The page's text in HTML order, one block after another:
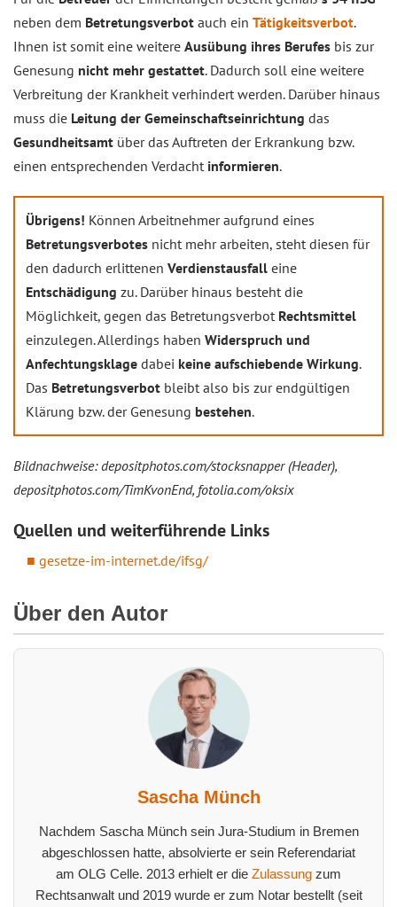
neben dem Betretungsverbot auch ein Tätigkeitsverbot.
Ihnen ist somit eine weitere Ausübung ihres Berufes bis zur
Genesung nicht mehr gestattet. Dadurch soll eine weitere
Verbreitung der Krankheit verhindert werden. Darüber hinaus
muss die Leitung der Gemeinschaftseinrichtung das
Gesundheitsamt über das Auftreten der Erkrankung bzw.
einen entsprechenden Verdacht informieren.
Übrigens! Können Arbeitnehmer aufgrund eines
Betretungsverbotes nicht mehr arbeiten, steht diesen für
den dadurch erlittenen Verdienstausfall eine
Entschädigung zu. Darüber hinaus besteht die
Möglichkeit, gegen das Betretungsverbot Rechtsmittel
einzulegen. Allerdings haben Widerspruch und
Anfechtungsklage dabei keine aufschiebende Wirkung.
Das Betretungsverbot bleibt also bis zur endgültigen
Klärung bzw. der Genesung bestehen.
Bildnachweise: depositphotos.com/stocksnapper (Header),
depositphotos.com/TimKvonEnd, fotolia.com/oksix
Quellen und weiterführende Links
gesetze-im-internet.de/ifsg/
Über den Autor
Sascha Münch
Nachdem Sascha Münch sein Jura-Studium in Bremen
abgeschlossen hatte, absolvierte er sein Referendariat
am OLG Celle. 2013 erhielt er die Zulassung zum
Rechtsanwalt und 2019 wurde er zum Notar bestellt (seit